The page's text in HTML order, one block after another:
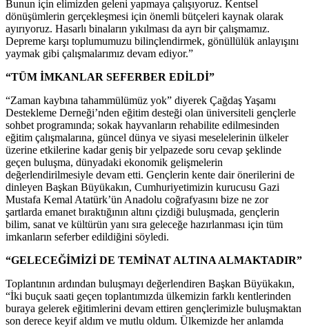
Bunun için elimizden geleni yapmaya çalışıyoruz. Kentsel
dönüşümlerin gerçekleşmesi için önemli bütçeleri kaynak olarak
ayırıyoruz. Hasarlı binaların yıkılması da ayrı bir çalışmamız.
Depreme karşı toplumumuzu bilinçlendirmek, gönüllülük anlayışını
yaymak gibi çalışmalarımız devam ediyor.”
“TÜM İMKANLAR SEFERBER EDİLDİ”
“Zaman kaybına tahammülümüz yok” diyerek Çağdaş Yaşamı
Destekleme Derneği’nden eğitim desteği olan üniversiteli gençlerle
sohbet programında; sokak hayvanların rehabilite edilmesinden
eğitim çalışmalarına, güncel dünya ve siyasi meselelerinin ülkeler
üzerine etkilerine kadar geniş bir yelpazede soru cevap şeklinde
geçen buluşma, dünyadaki ekonomik gelişmelerin
değerlendirilmesiyle devam etti. Gençlerin kente dair önerilerini de
dinleyen Başkan Büyükakın, Cumhuriyetimizin kurucusu Gazi
Mustafa Kemal Atatürk’ün Anadolu coğrafyasını bize ne zor
şartlarda emanet bıraktığının altını çizdiği buluşmada, gençlerin
bilim, sanat ve kültürün yanı sıra geleceğe hazırlanması için tüm
imkanların seferber edildiğini söyledi.
“GELECEĞİMİZİ DE TEMİNAT ALTINA ALMAKTADIR”
Toplantının ardından buluşmayı değerlendiren Başkan Büyükakın,
“İki buçuk saati geçen toplantımızda ülkemizin farklı kentlerinden
buraya gelerek eğitimlerini devam ettiren gençlerimizle buluşmaktan
son derece keyif aldım ve mutlu oldum. Ülkemizde her anlamda